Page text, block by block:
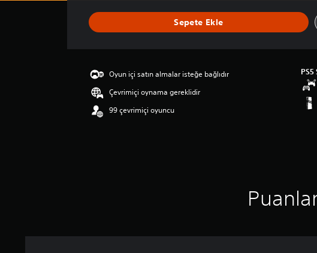
a
m
y
k
Sepete Ekle
Oyun içi satın almalar isteğe bağlıdır
Çevrimiçi oynama gereklidir
99 çevrimiçi oyuncu